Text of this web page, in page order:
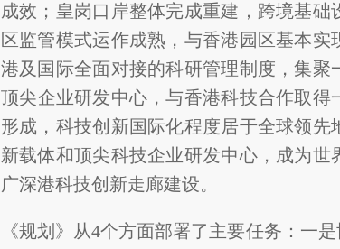
成效；皇岗口岸整体完成重建，跨境基
区监管模式运作成熟，与香港园区基本
港及国际全面对接的科研管理制度，集聚
顶尖企业研发中心，与香港科技合作取
形成，科技创新国际化程度居于全球领
新载体和顶尖科技企业研发中心，成为
广深港科技创新走廊建设。
《规划》从4个方面部署了主要任务：一